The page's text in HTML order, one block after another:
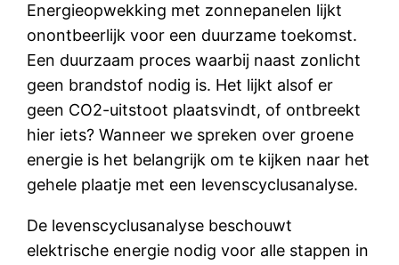
Energieopwekking met zonnepanelen lijkt
onontbeerlijk voor een duurzame toekomst.
Een duurzaam proces waarbij naast zonlicht
geen brandstof nodig is. Het lijkt alsof er
geen CO2-uitstoot plaatsvindt, of ontbreekt
hier iets? Wanneer we spreken over groene
energie is het belangrijk om te kijken naar het
gehele plaatje met een levenscyclusanalyse.
De levenscyclusanalyse beschouwt
elektrische energie nodig voor alle stappen in